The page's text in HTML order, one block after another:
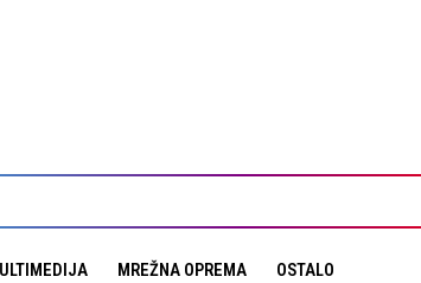
MREŽNA OPREMA OSTALO